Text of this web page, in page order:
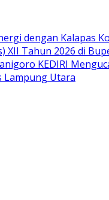
dengan Kalapas
XII Tahun 2026 di
KEDIRI
Lampung Utara